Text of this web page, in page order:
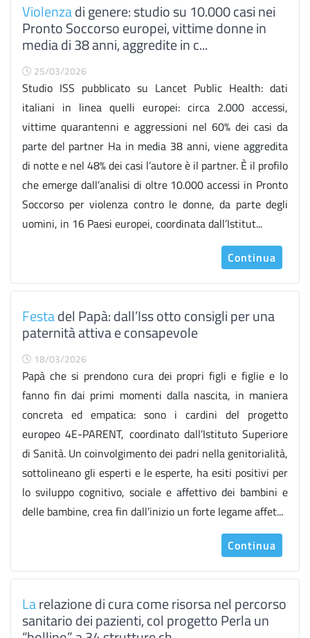
Violenzadi genere: studio su 10.000 casi nei
Pronto Soccorso europei, vittime donne in
media di 38 anni, aggredite in c...
25/03/2026
Studio ISS pubblicato su Lancet Public Health: dati
italiani in linea quelli europei: circa 2.000 accessi,
vittime quarantenni e aggressioni nel 60% dei casi da
parte del partner Ha in media 38 anni, viene aggredita
di notte e nel 48% dei casi l’autore è il partner. È il profilo
che emerge dall’analisi di oltre 10.000 accessi in Pronto
Soccorso per violenza contro le donne, da parte degli
uomini, in 16 Paesi europei, coordinata dall’Istitut...
Continua
Festadel Papà: dall’Iss otto consigli per una
paternità attiva e consapevole
18/03/2026
Papà che si prendono cura dei propri figli e figlie e lo
fanno fin dai primi momenti dalla nascita, in maniera
concreta ed empatica: sono i cardini del progetto
europeo 4E-PARENT, coordinato dall’Istituto Superiore
di Sanità. Un coinvolgimento dei padri nella genitorialità,
sottolineano gli esperti e le esperte, ha esiti positivi per
lo sviluppo cognitivo, sociale e affettivo dei bambini e
delle bambine, crea fin dall’inizio un forte legame affet...
Continua
Larelazione di cura come risorsa nel percorso
sanitario dei pazienti, col progetto Perla un